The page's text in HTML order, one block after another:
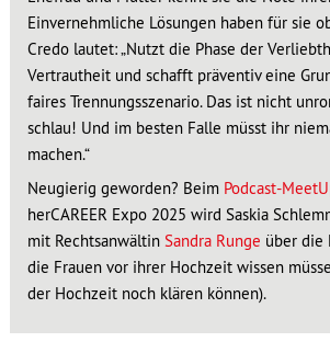
Einvernehmliche Lösungen haben für sie
Credo lautet: „Nutzt die Phase der
Vertrautheit und schafft präventiv eine
faires Trennungsszenario. Das ist nicht
schlau! Und im besten Falle müsst ihr
machen.“
Neugierig geworden? Beim Podcast-
herCAREER Expo 2025 wird Saskia
mit Rechtsanwältin Sandra Runge über die
die Frauen vor ihrer Hochzeit wissen
der Hochzeit noch klären können).